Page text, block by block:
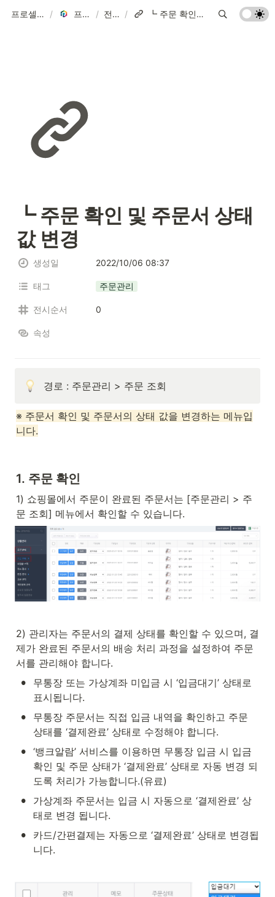
프로셀 이용가이드 / 프로셀 가이드 / 전체보기 / ┗ 주문 확인 및 주문서 상태 값 변경
┗ 주문 확인 및 주문서 상태
값 변경
생성일 2022/10/06 08:37
태그 주문관리
전시순서 0
속성
경로 : 주문관리 > 주문 조회
※ 주문서 확인 및 주문서의 상태 값을 변경하는 메뉴입
니다.
1. 주문 확인
1) 쇼핑몰에서 주문이 완료된 주문서는 [주문관리 > 주
문 조회] 메뉴에서 확인할 수 있습니다.
2) 관리자는 주문서의 결제 상태를 확인할 수 있으며, 결
제가 완료된 주문서의 배송 처리 과정을 설정하여 주문
서를 관리해야 합니다.
•
무통장 또는 가상계좌 미입금 시 ‘입금대기’ 상태로
표시됩니다.
•
무통장 주문서는 직접 입금 내역을 확인하고 주문
상태를 ‘결제완료’ 상태로 수정해야 합니다.
• ‘뱅크알람’ 서비스를 이용하면 무통장 입금 시 입금
확인 및 주문 상태가 ‘결제완료’ 상태로 자동 변경 되
도록 처리가 가능합니다.(유료)
•
가상계좌 주문서는 입금 시 자동으로 ‘결제완료’ 상
태로 변경 됩니다.
•
카드/간편결제는 자동으로 ‘결제완료’ 상태로 변경됩
니다.